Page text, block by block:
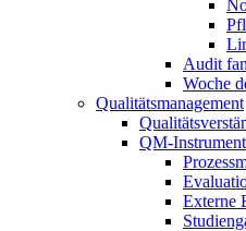
Audit
Woche
Qualitätsmanagement
QM-
Externe